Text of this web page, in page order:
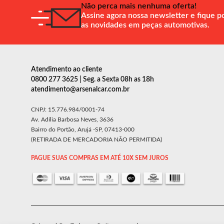
Não perca mais nenhuma oferta!
Assine agora nossa newsletter e fique
as novidades em peças automotivas.
Atendimento ao cliente
0800 277 3625 | Seg. a Sexta 08h as 18h
atendimento@arsenalcar.com.br
CNPJ: 15.776.984/0001-74
Av. Adília Barbosa Neves, 3636
Bairro do Portão, Arujá -SP, 07413-000
(RETIRADA DE MERCADORIA NÃO PERMITIDA)
PAGUE SUAS COMPRAS EM ATÉ 10X SEM JUROS